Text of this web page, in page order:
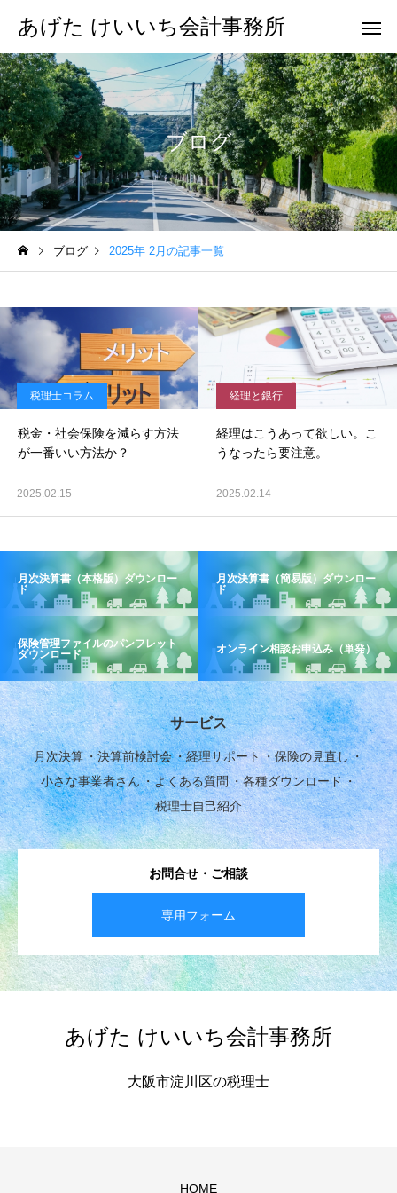
あげた けいいち会計事務所
ブログ
ブログ 2025年 2月の記事一覧
税理士コラム
税金・社会保険を減らす方法
が一番いい方法か？
2025.02.15
経理と銀行
経理はこうあって欲しい。こ
うなったら要注意。
2025.02.14
月次決算書（本格版）ダウンロー
ド
月次決算書（簡易版）ダウンロー
ド
保険管理ファイルのパンフレット
ダウンロード
オンライン相談お申込み（単発）
サービス
月次決算 決算前検討会 経理サポート
保険の見直し
小さな事業者さん
よくある質問
各種ダウンロード
税理士自己紹介
お問合せ・ご相談
専用フォーム
あげた けいいち会計事務所
大阪市淀川区の税理士
HOME